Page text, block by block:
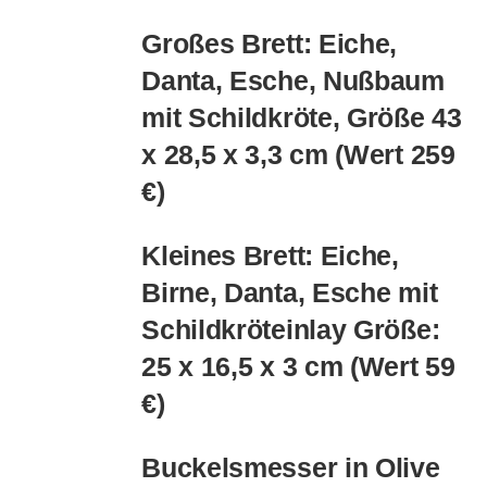
Großes Brett: Eiche,
Danta, Esche, Nußbaum
mit Schildkröte, Größe 43
x 28,5 x 3,3 cm (Wert 259
€)
Kleines Brett: Eiche,
Birne, Danta, Esche mit
Schildkröteinlay Größe:
25 x 16,5 x 3 cm (Wert 59
€)
Buckelsmesser in Olive